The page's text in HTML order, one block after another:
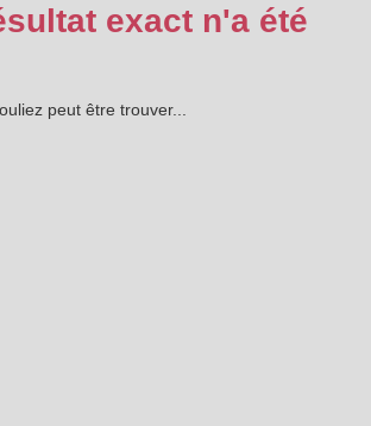
exact n'a été
peut être trouver...